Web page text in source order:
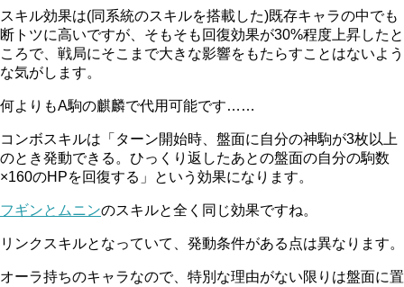
スキル効果は(同系統のスキルを搭載した)既存キャラの中でも
断トツに高いですが、そもそも回復効果が30%程度上昇したと
ころで、戦局にそこまで大きな影響をもたらすことはないよう
な気がします。
何よりもA駒の麒麟で代用可能です……
コンボスキルは「ターン開始時、盤面に自分の神駒が3枚以上
のとき発動できる。ひっくり返したあとの盤面の自分の駒数
×160のHPを回復する」という効果になります。
フギンとムニンのスキルと全く同じ効果ですね。
リンクスキルとなっていて、発動条件がある点は異なります。
オーラ持ちのキャラなので、特別な理由がない限りは盤面に置